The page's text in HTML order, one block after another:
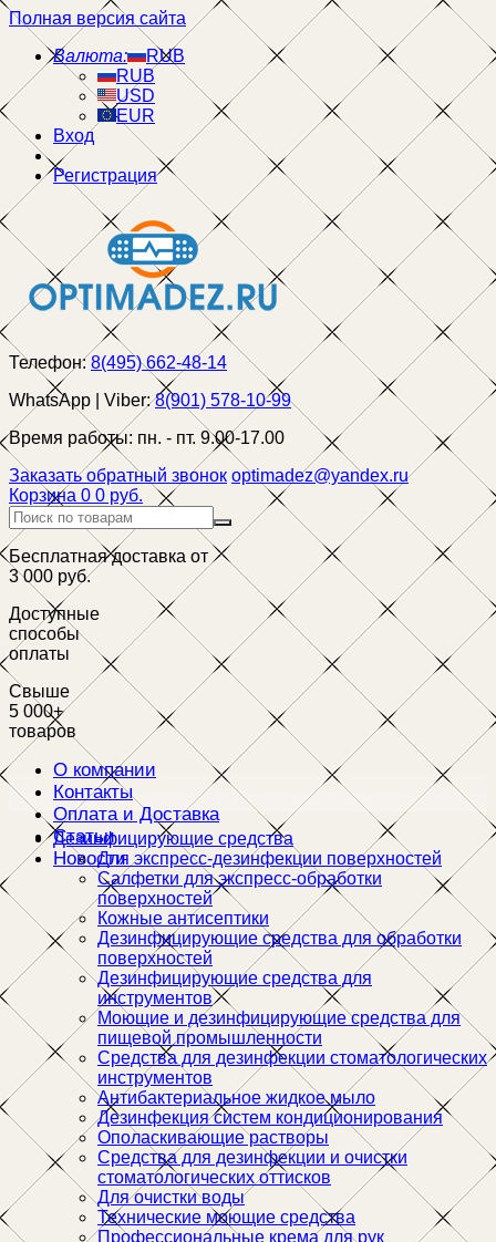
Полная версия сайта
Валюта:
RUB
RUB
USD
EUR
Вход
Регистрация
Телефон:8(495) 662-48-14
WhatsApp | Viber:8(901) 578-10-99
Время работы: пн. - пт. 9.00-17.00
Заказать обратный звонок optimadez@yandex.ru
Корзина 0 0 руб.
Бесплатная доставка от
3 000 руб.
Доступные
способы
оплаты
Свыше
5 000+
товаров
О компании
Контакты
Оплата и Доставка
Статьи
Новости
Дезинфицирующие средства
Для экспресс-дезинфекции поверхностей
Салфетки для экспресс-обработки
поверхностей
Кожные антисептики
Дезинфицирующие средства для обработки
поверхностей
Дезинфицирующие средства для
инструментов
Моющие и дезинфицирующие средства для
пищевой промышленности
Средства для дезинфекции стоматологических
инструментов
Антибактериальное жидкое мыло
Дезинфекция систем кондиционирования
Ополаскивающие растворы
Средства для дезинфекции и очистки
стоматологических оттисков
Для очистки воды
Технические моющие средства
Профессиональные крема для рук